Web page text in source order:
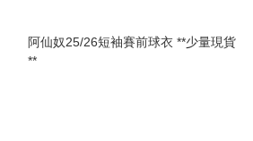
阿仙奴25/26短袖賽前球衣 **少量現貨
**